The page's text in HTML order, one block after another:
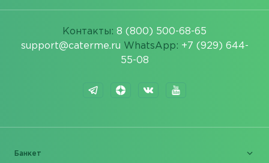
Контакты: 8 (800) 500-68-65
support@caterme.ru WhatsApp: +7 (929) 644-
55-08
Банкет